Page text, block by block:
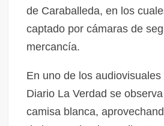
de Caraballeda, en los
captado por cámaras de
mercancía.
En uno de los audiovisuales
Diario La Verdad se
camisa blanca,